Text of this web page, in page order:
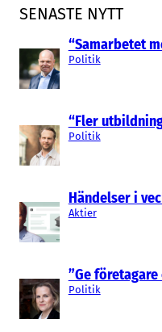
SENASTE NYTT
“Samarbetet
Politik
“Fler
Politik
Händelser i
Aktier
”Ge
Politik